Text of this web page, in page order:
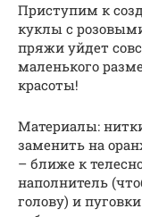
Приступим к
куклы с
пряжи уйдет
маленького
красоты!
Материалы:
заменить на
– ближе к
наполнитель
голову) и